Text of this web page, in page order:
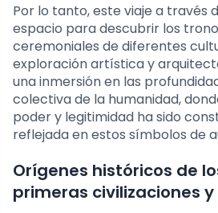
Por lo tanto, este viaje a través
espacio para descubrir los
ceremoniales de diferentes
exploración artística y
una inmersión en las
colectiva de la humanidad,
poder y legitimidad ha sido
reflejada en estos símbolos de
Orígenes históricos de
primeras civilizaciones